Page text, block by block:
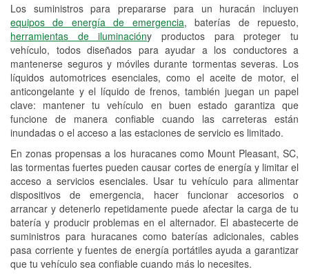
Los suministros para prepararse para un huracán incluyen
equipos de energía de emergencia, baterías de repuesto,
herramientas de iluminacióny productos para proteger tu
vehículo, todos diseñados para ayudar a los conductores a
mantenerse seguros y móviles durante tormentas severas. Los
líquidos automotrices esenciales, como el aceite de motor, el
anticongelante y el líquido de frenos, también juegan un papel
clave: mantener tu vehículo en buen estado garantiza que
funcione de manera confiable cuando las carreteras están
inundadas o el acceso a las estaciones de servicio es limitado.
En zonas propensas a los huracanes como Mount Pleasant, SC,
las tormentas fuertes pueden causar cortes de energía y limitar el
acceso a servicios esenciales. Usar tu vehículo para alimentar
dispositivos de emergencia, hacer funcionar accesorios o
arrancar y detenerlo repetidamente puede afectar la carga de tu
batería y producir problemas en el alternador. El abastecerte de
suministros para huracanes como baterías adicionales, cables
pasa corriente y fuentes de energía portátiles ayuda a garantizar
que tu vehículo sea confiable cuando más lo necesites.
Reciclaje de baterías y aceite
Instalación de bombillas de faros
Instalación de limpiaparabrisas
Programa de Préstamo de
Herramientas
Rectificación de tambores y discos de
freno
Hurricane Supplies
Conoce más